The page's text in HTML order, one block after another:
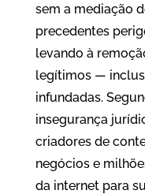
sem a mediação
precedentes
levando à
legítimos —
infundadas.
insegurança
criadores de
negócios e
da internet para